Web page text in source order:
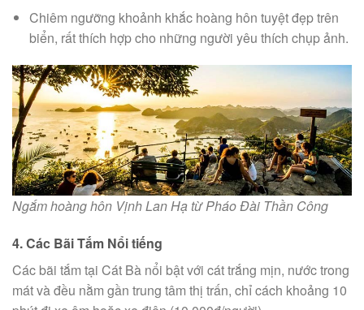
Chiêm ngưỡng khoảnh khắc hoàng hôn tuyệt đẹp trên
biển, rất thích hợp cho những người yêu thích chụp ảnh.
Ngắm hoàng hôn Vịnh Lan Hạ từ Pháo Đài Thần Công
4. Các Bãi Tắm Nổi tiếng
Các bãi tắm tại Cát Bà nổi bật với cát trắng mịn, nước trong
mát và đều nằm gần trung tâm thị trấn, chỉ cách khoảng 10